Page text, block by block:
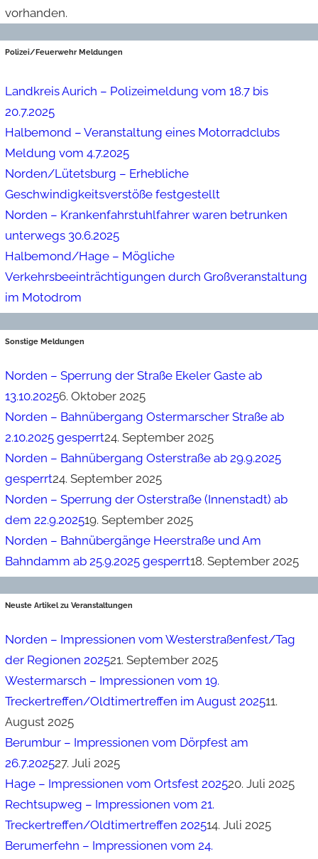
vorhanden.
Polizei/Feuerwehr Meldungen
Landkreis Aurich – Polizeimeldung vom 18.7 bis
20.7.2025
Halbemond – Veranstaltung eines Motorradclubs
Meldung vom 4.7.2025
Norden/Lütetsburg – Erhebliche
Geschwindigkeitsverstöße festgestellt
Norden – Krankenfahrstuhlfahrer waren betrunken
unterwegs 30.6.2025
Halbemond/Hage – Mögliche
Verkehrsbeeinträchtigungen durch Großveranstaltung
im Motodrom
Sonstige Meldungen
Norden – Sperrung der Straße Ekeler Gaste ab
13.10.20256. Oktober 2025
Norden – Bahnübergang Ostermarscher Straße ab
2.10.2025 gesperrt24. September 2025
Norden – Bahnübergang Osterstraße ab 29.9.2025
gesperrt24. September 2025
Norden – Sperrung der Osterstraße (Innenstadt) ab
dem 22.9.202519. September 2025
Norden – Bahnübergänge Heerstraße und Am
Bahndamm ab 25.9.2025 gesperrt18. September 2025
Neuste Artikel zu Veranstaltungen
Norden – Impressionen vom Westerstraßenfest/Tag
der Regionen 202521. September 2025
Westermarsch – Impressionen vom 19.
Treckertreffen/Oldtimertreffen im August 202511.
August 2025
Berumbur – Impressionen vom Dörpfest am
26.7.202527. Juli 2025
Hage – Impressionen vom Ortsfest 202520. Juli 2025
Rechtsupweg – Impressionen vom 21.
Treckertreffen/Oldtimertreffen 202514. Juli 2025
Berumerfehn – Impressionen vom 24.